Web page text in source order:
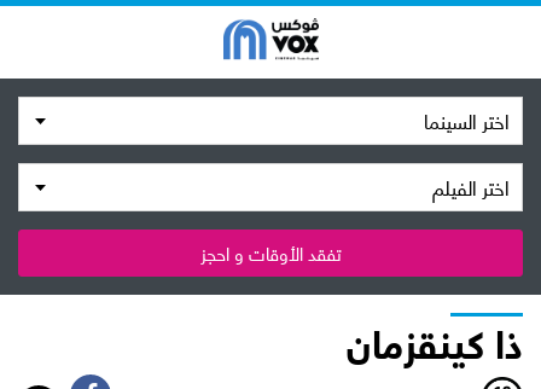
اختر السينما
اختر الفيلم
تفقد الأوقات و احجز
ذا كينقزمان